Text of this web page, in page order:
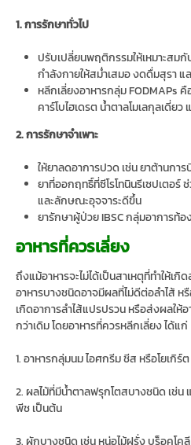
1. การรักษาทั่วไป
ปรับเปลี่ยนพฤติกรรมให้เหมาะสม
กำลังกายให้สม่ำเสมอ งดดื่มสุรา แ
หลีกเลี่ยงอาหารกลุ่ม FODMAPs
คาร์โบไฮเดรต น้ำตาลโมเลกุลเดี่ย
2. การรักษาจำเพาะ
ให้ยาลดอาการปวด เช่น ยาต้านกา
ยาที่ออกฤทธิ์ที่ซีโรโทนินรีเซปเตอร์
และลักษณะอุจจาระดีขึ้น
ยารักษาผู้ป่วย IBSC กลุ่มอาการท้อ
อาหารที่ควรเลี่ยง
ถึงแม้อาหารจะไม่ได้เป็นสาเหตุที่ทำให้เ
อาหารบางชนิดอาจมีผลที่ไม่ดีต่อลำไส้ ห
เกิดอาการลำไส้แปรปรวน หรือส่งผลให้
กว่าเดิม โดยอาหารที่ควรหลีกเลี่ยง ได้แก่
1. อาหารกลุ่มนม ไอศกรีม ชีส หรือโยเกิร์ต
2. ผลไม้ที่มีน้ำตาลฟรุกโตสบางชนิด เช่น
พีช เป็นต้น
3. ผักบางชนิด เช่น หน่อไม้ฝรั่ง บร็อคโค